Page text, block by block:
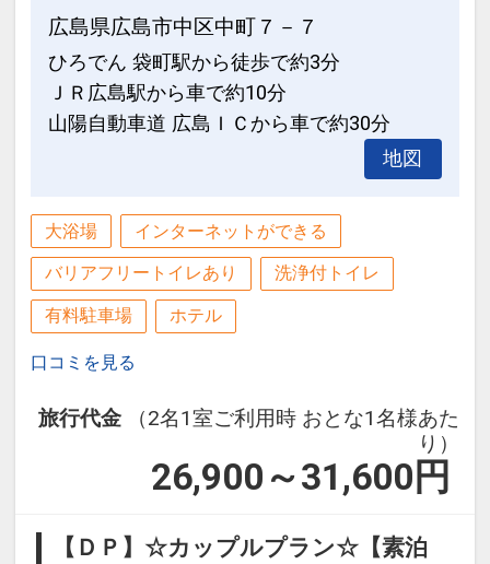
セブンイレブンあり
お買い物は、パルコ、デパート(三越・福
屋)、東急ハンズ、スーパー、ドン・キホ
ーテ、本通り商店街など徒歩10分圏内に
多数
お食事は、流川通りや薬研堀通りが徒歩
徒歩5分圏内です！
設定期間：2024年1月8日～2027年1月
31日
インターネットコース番号：DP-2-
200000002110
備しております。
●3モードシャワーヘッド(シングルBを除
く)
一日の疲れを癒やし、新しい一日をさわ
ワーヘッドを採用！
●全室消臭除菌スプレーリセッシュ完備
長期のご滞在にもうれしいランドリーコ
ーナーを完備！
洗濯機、乾燥機のご利用無料！ (洗剤の
み有料で販売)
広島市の中心部にあり、ビジネスや観光
広島県広島市中区中町７－７
ひろでん 袋町駅から徒歩で約3分
ＪＲ広島駅から車で約10分
山陽自動車道 広島ＩＣから車で約30分
地図
大浴場 インターネットができる
バリアフリートイレあり 洗浄付トイレ
有料駐車場 ホテル
口コミを見る
旅行代金
（2名1室ご利用時 おとな1名様あた
り）
26,900～31,600 円
【ＤＰ】☆カップルプラン☆【素泊